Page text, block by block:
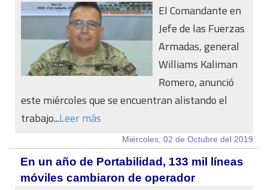
El Comandante en
Jefe de las Fuerzas
Armadas, general
Williams Kaliman
Romero, anunció
este miércoles que se encuentran alistando el
trabajo...Leer más
Miércoles, 02 de Octubre del 2019
En un año de Portabilidad, 133 mil líneas
móviles cambiaron de operador